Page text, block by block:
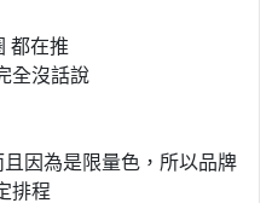
都在推
全沒話說
且因為是限量色，所以品牌
排程